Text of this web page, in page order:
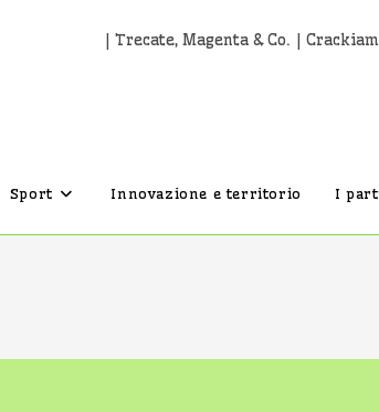
| Trecate, Magenta & Co. |
Sport Innovazione e territorio I